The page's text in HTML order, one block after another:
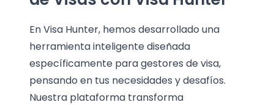
En Visa Hunter, hemos desarrollado una
herramienta inteligente diseñada
específicamente para gestores de visa,
pensando en tus necesidades y desafíos.
Nuestra plataforma transforma